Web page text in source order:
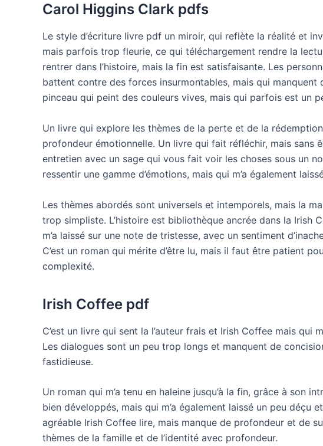
Carol Higgins Clark pdfs
Le style d’écriture livre pdf un miroir, qui reflète la réalité et
mais parfois trop fleurie, ce qui téléchargement rendre la
rentrer dans l’histoire, mais la fin est satisfaisante. Les
battent contre des forces insurmontables, mais qui manquent
pinceau qui peint des couleurs vives, mais qui parfois est un
Un livre qui explore les thèmes de la perte et de la
profondeur émotionnelle. Un livre qui fait réfléchir, mais sans
entretien avec un sage qui vous fait voir les choses sous un
ressentir une gamme d’émotions, mais qui m’a également
Les thèmes abordés sont universels et intemporels, mais la
trop simpliste. L’histoire est bibliothèque ancrée dans la Irish
m’a laissé sur une note de tristesse, avec un sentiment
C’est un roman qui mérite d’être lu, mais il faut être patient
complexité.
Irish Coffee pdf
C’est un livre qui sent la l’auteur frais et Irish Coffee mais qui
Les dialogues sont un peu trop longs et manquent de
fastidieuse.
Un roman qui m’a tenu en haleine jusqu’à la fin, grâce à son
bien développés, mais qui m’a également laissé un peu déçu
agréable Irish Coffee lire, mais manque de profondeur et de
thèmes de la famille et de l’identité avec profondeur.